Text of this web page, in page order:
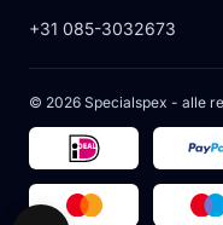
+31 085-3032673
© 2026 Specialspex - alle